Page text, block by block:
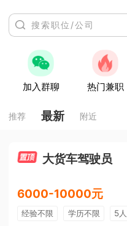
加入群聊 热门兼职
推荐 最新 附近
大货车驾驶员
6000-10000元
经验不限 学历不限 5人